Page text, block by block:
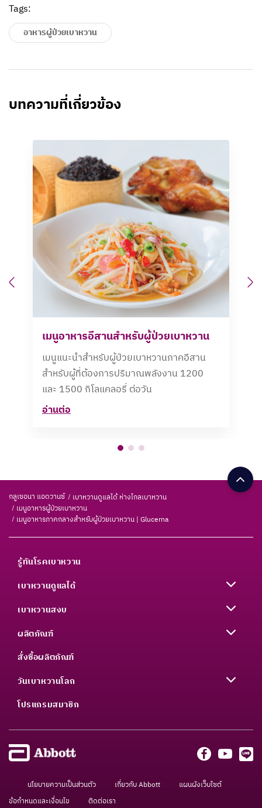
Tags:
อาหารผู้ป่วยเบาหวาน
บทความที่เกี่ยวข้อง
Previous
เมนูอาหารอีสานสำหรับผู้ป่วยเบาหวาน
เมนูแนะนำสำหรับผู้ป่วยเบาหวานภาคอีสาน
สำหรับผู้ที่ต้องการปริมาณพลังงาน 1200
และ 1500 กิโลแคลอรี่ ต่อวัน
อ่านต่อ
กลูเซอนา แอดวานซ์
เบาหวานดูแลได้ ห่างไกลเบาหวาน
เมนูอาหารผู้ป่วยเบาหวาน
เมนูอาหารภาคกลางสำหรับผู้ป่วยเบาหวาน | Glucerna
รู้ทันโรคเบาหวาน
เบาหวานดูแลได้
เบาหวานสงบ
ผลิตภัณฑ์
สั่งซื้อผลิตภัณฑ์
วันเบาหวานโลก
โปรแกรมสมาชิก
นโยบายความเป็นส่วนตัว เกี่ยวกับ Abbott
แผนผังเว็บไซต์
ข้อกำหนดและเงื่อนไข
ติดต่อเรา